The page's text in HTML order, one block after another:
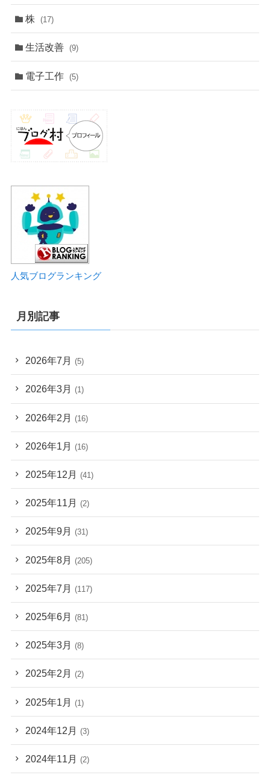
株 (17)
生活改善 (9)
電子工作 (5)
人気ブログランキング
月別記事
2026年7月 (5)
2026年3月 (1)
2026年2月 (16)
2026年1月 (16)
2025年12月 (41)
2025年11月 (2)
2025年9月 (31)
2025年8月 (205)
2025年7月 (117)
2025年6月 (81)
2025年3月 (8)
2025年2月 (2)
2025年1月 (1)
2024年12月 (3)
2024年11月 (2)